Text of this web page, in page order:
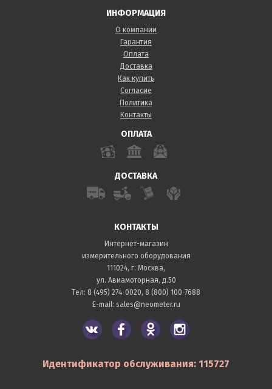
ИНФОРМАЦИЯ
О компании
Гарантия
Оплата
Доставка
Как купить
Согласие
Политика
Контакты
ОПЛАТА
ДОСТАВКА
КОНТАКТЫ
Интернет-магазин
измерительного оборудования
111024, г. Москва,
ул. Авиамоторная, д.50
Тел: 8 (495) 274-0020, 8 (800) 100-7688
E-mail: sales@neometer.ru
Идентификатор обслуживания: 115727